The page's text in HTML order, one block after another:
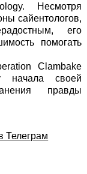
Несмотря
сайентологов,
его
помогать
Clambake
начала своей
правды
Телеграм